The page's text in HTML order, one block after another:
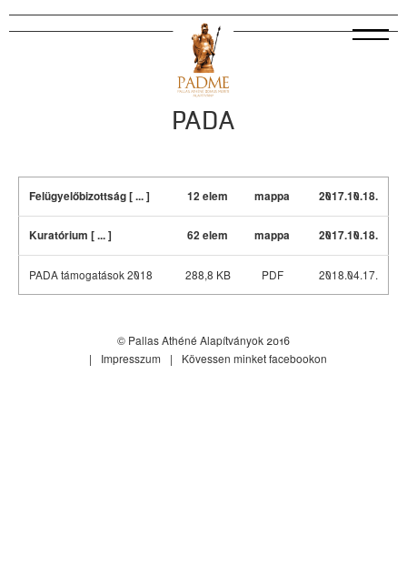
PADA
Felügyelőbizottság [ ... ] 12 elem mappa 2017.10.18.
Kuratórium [ ... ] 62 elem mappa 2017.10.18.
PADA támogatások 2018 288,8 KB PDF 2018.04.17.
© Pallas Athéné Alapítványok 2016
Impresszum
Kövessen minket facebookon